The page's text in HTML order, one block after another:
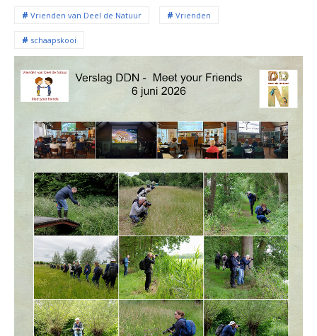
Vrienden van Deel de Natuur Vrienden
schaapskooi